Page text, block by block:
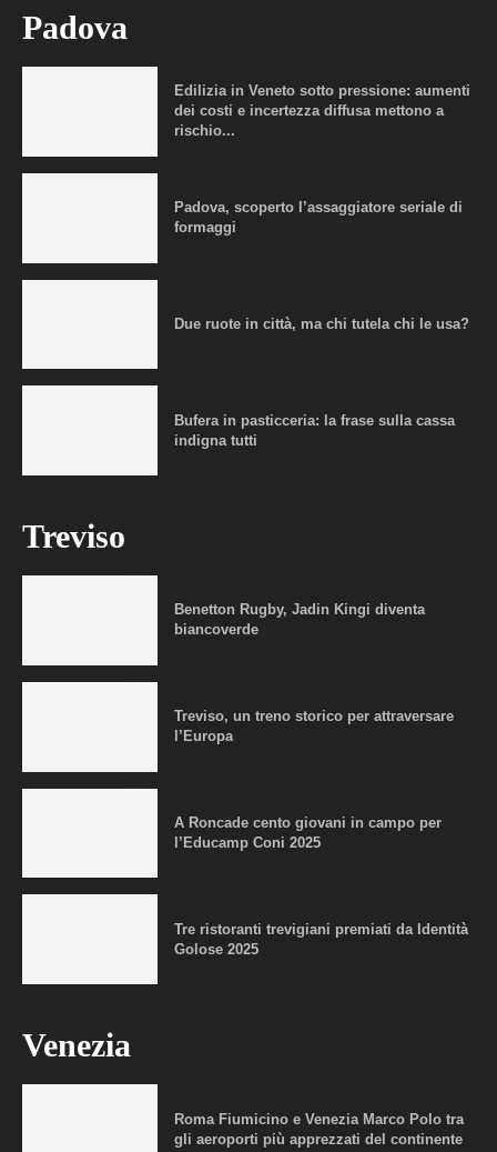
Padova
Edilizia in Veneto sotto pressione: aumenti
dei costi e incertezza diffusa mettono a
rischio...
Padova, scoperto l’assaggiatore seriale di
formaggi
Due ruote in città, ma chi tutela chi le usa?
Bufera in pasticceria: la frase sulla cassa
indigna tutti
Treviso
Benetton Rugby, Jadin Kingi diventa
biancoverde
Treviso, un treno storico per attraversare
l’Europa
A Roncade cento giovani in campo per
l’Educamp Coni 2025
Tre ristoranti trevigiani premiati da Identità
Golose 2025
Venezia
Roma Fiumicino e Venezia Marco Polo tra
gli aeroporti più apprezzati del continente